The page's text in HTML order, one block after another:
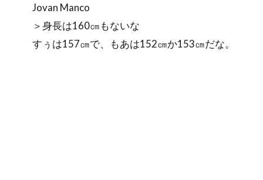
Jovan Manco
＞身長は160㎝もないな
すぅは157㎝で、もあは152㎝か153㎝だな。